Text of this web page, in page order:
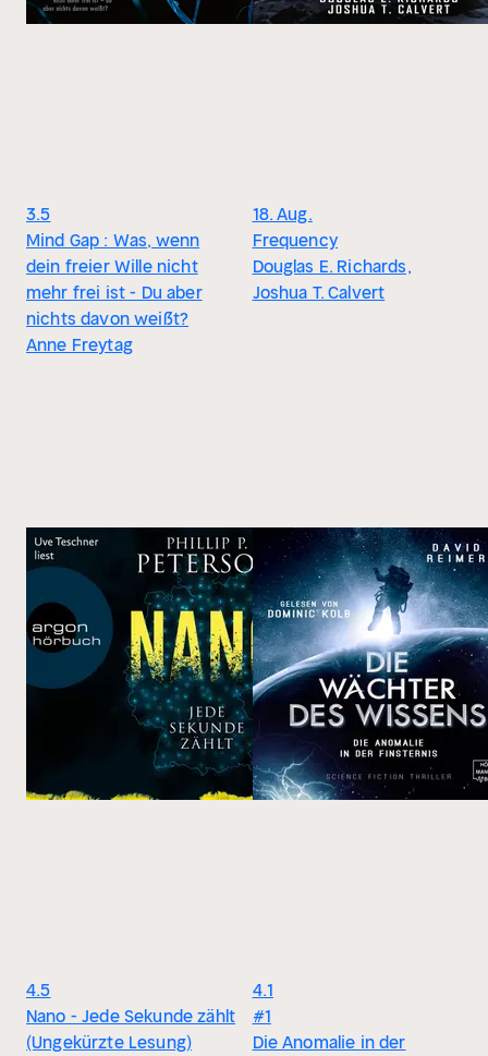
3.5
Mind Gap : Was, wenn
dein freier Wille nicht
mehr frei ist - Du aber
nichts davon weißt?
Anne Freytag
18. Aug.
Frequency
Douglas E. Richards,
Joshua T. Calvert
4.5
Nano - Jede Sekunde zählt
(Ungekürzte Lesung)
4.1
#1
Die Anomalie in der